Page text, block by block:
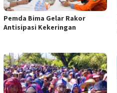
Pemda Bima Gelar Rakor
Antisipasi Kekeringan